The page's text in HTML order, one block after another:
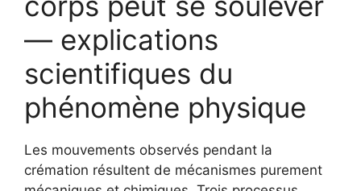
— explications
scientifiques du
phénomène physique
Les mouvements observés pendant la
crémation résultent de mécanismes purement